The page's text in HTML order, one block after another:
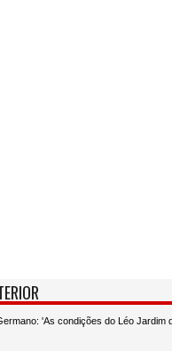
'As condições do Léo Jardim